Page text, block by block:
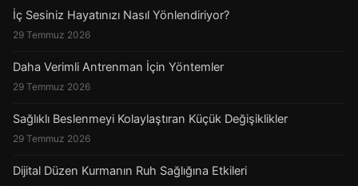
İç Sesiniz Hayatınızı Nasıl Yönlendiriyor?
29 Temmuz 2026
Daha Verimli Antrenman İçin Yöntemler
29 Temmuz 2026
Sağlıklı Beslenmeyi Kolaylaştıran Küçük Değişiklikler
29 Temmuz 2026
Dijital Düzen Kurmanın Ruh Sağlığına Etkileri